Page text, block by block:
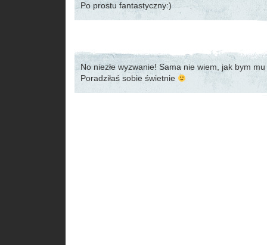
Po prostu fantastyczny:)
No niezłe wyzwanie! Sama nie wiem, jak bym mu
Poradziłaś sobie świetnie